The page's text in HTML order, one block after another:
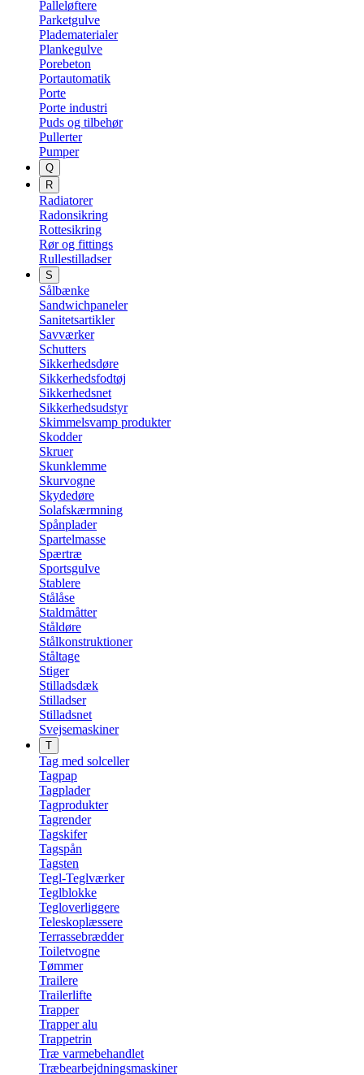
Palleløftere
Parketgulve
Pladematerialer
Plankegulve
Porebeton
Portautomatik
Porte
Porte industri
Puds og tilbehør
Pullerter
Pumper
Q
R
Radiatorer
Radonsikring
Rottesikring
Rør og fittings
Rullestilladser
S
Sålbænke
Sandwichpaneler
Sanitetsartikler
Savværker
Schutters
Sikkerhedsdøre
Sikkerhedsfodtøj
Sikkerhedsnet
Sikkerhedsudstyr
Skimmelsvamp produkter
Skodder
Skruer
Skunklemme
Skurvogne
Skydedøre
Solafskærmning
Spånplader
Spartelmasse
Spærtræ
Sportsgulve
Stablere
Stålåse
Staldmåtter
Ståldøre
Stålkonstruktioner
Ståltage
Stiger
Stilladsdæk
Stilladser
Stilladsnet
Svejsemaskiner
T
Tag med solceller
Tagpap
Tagplader
Tagprodukter
Tagrender
Tagskifer
Tagspån
Tagsten
Tegl-Teglværker
Teglblokke
Tegloverliggere
Teleskoplæssere
Terrassebrædder
Toiletvogne
Tømmer
Trailere
Trailerlifte
Trapper
Trapper alu
Trappetrin
Træ varmebehandlet
Træbearbejdningsmaskiner